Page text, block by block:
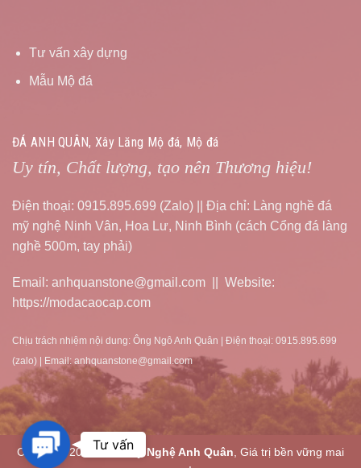
Tư vấn xây dựng
Mẫu Mộ đá
ĐÁ ANH QUÂN, Xây Lăng Mộ đá, Mộ đá
Uy tín, Chất lượng, tạo nên Thương hiệu!
Điện thoại: 0915.895.699 (Zalo) || Địa chỉ: Làng nghề đá
mỹ nghệ Ninh Vân, Hoa Lư, Ninh Bình (cách Cổng đá làng
nghề 500m, tay phải)
Email: anhquanstone@gmail.com || Website:
https://modacaocap.com
Chịu trách nhiệm nội dung: Ông Ngô Anh Quân | Điện thoại: 0915.895.699
(zalo) | Email: anhquanstone@gmail.com
Copyright 2026 © Đá Mỹ Nghệ Anh Quân , Giá trị bền vững mai
Contact
Us
Tư vấn